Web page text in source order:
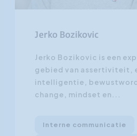
Jerko Bozikovic
Jerko Bozikovic is een
gebied van assertiviteit,
intelligentie,
change, mindset en...
Interne communicatie